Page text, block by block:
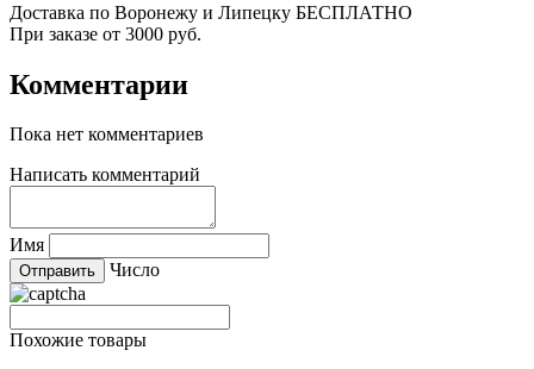
Доставка по Воронежу и Липецку БЕСПЛАТНО
При заказе от 3000 руб.
Комментарии
Пока нет комментариев
Написать комментарий
Имя
Число
Похожие товары